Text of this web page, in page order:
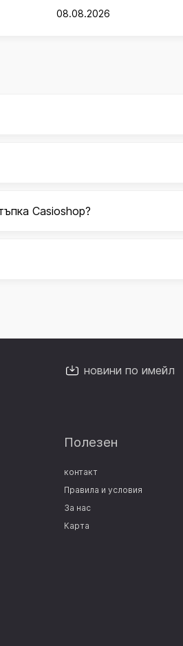
08.08.2026
Casioshop?
новини по имейл
Полезен
контакт
Правила и условия
За нас
Карта